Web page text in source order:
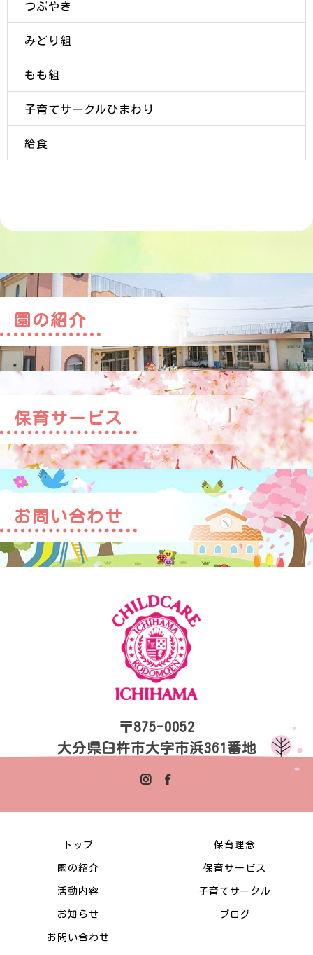
つぶやき
みどり組
もも組
子育てサークルひまわり
給食
園の紹介
保育サービス
お問い合わせ
〒875-0052
大分県臼杵市大字市浜361番地
トップ 保育理念
園の紹介 保育サービス
活動内容 子育てサークル
お知らせ ブログ
お問い合わせ